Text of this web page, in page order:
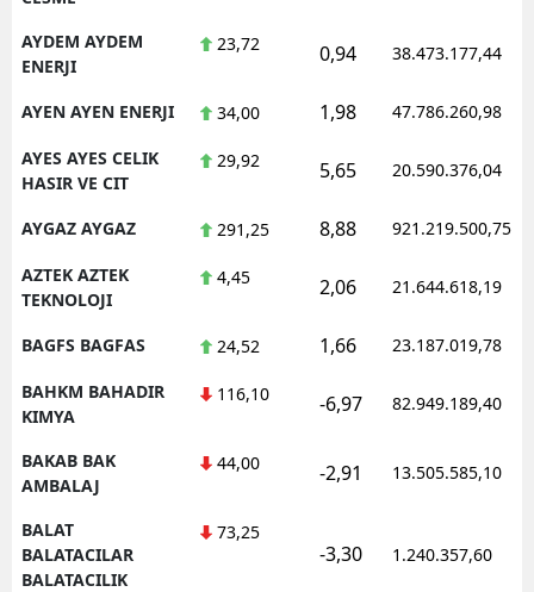
AYDEM AYDEM
ENERJI
23,72 0,94 38.473.177,44
AYEN AYEN ENERJI 34,00 1,98 47.786.260,98
AYES AYES CELIK
HASIR VE CIT
29,92 5,65 20.590.376,04
AYGAZ AYGAZ 291,25 8,88 921.219.500,75
AZTEK AZTEK
TEKNOLOJI
4,45 2,06 21.644.618,19
BAGFS BAGFAS 24,52 1,66 23.187.019,78
BAHKM BAHADIR
KIMYA
116,10 -6,97 82.949.189,40
BAKAB BAK
AMBALAJ
44,00 -2,91 13.505.585,10
BALAT
BALATACILAR
BALATACILIK
73,25
-3,30 1.240.357,60